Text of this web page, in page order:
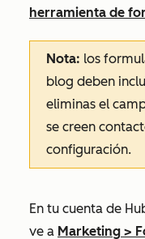
herramienta de
Nota: los
blog deben
eliminas el
se creen
configuración.
En tu cuenta de
ve a Marketing >